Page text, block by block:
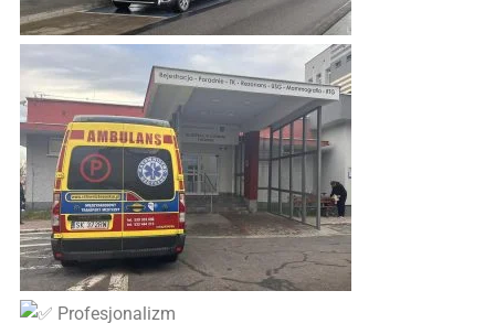
Profesjonalizm